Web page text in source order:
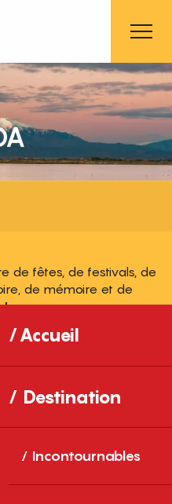
Accueil
Destination
Incontournables
de fêtes, de festivals, de
de mémoire et de
!